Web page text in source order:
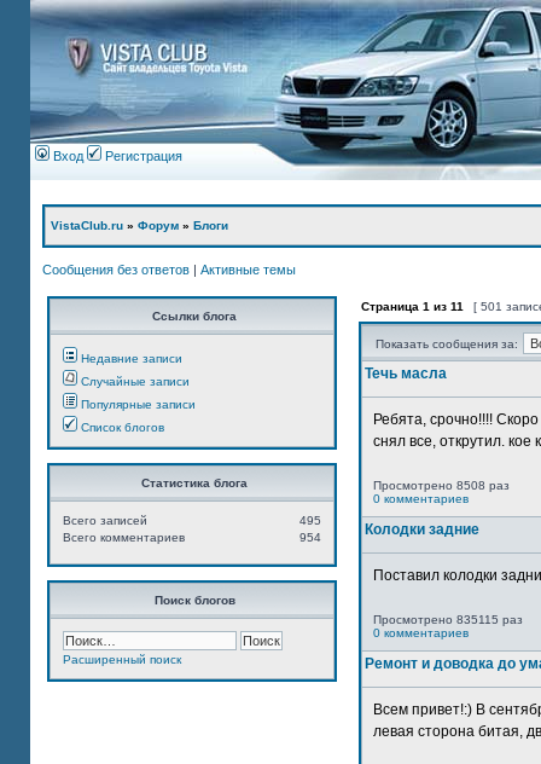
Вход Регистрация
VistaClub.ru » Форум » Блоги
Сообщения без ответов | Активные темы
Ссылки блога
Недавние записи
Случайные записи
Популярные записи
Список блогов
Статистика блога
495
Всего записей
954
Всего комментариев
Поиск блогов
Расширенный поиск
Страница 1 из 11 [ 501
Показать сообщения за:
Течь масла
Ребята, срочно!!!!
снял все, открутил. кое
Просмотрено 8508 раз
0 комментариев
Колодки задние
Поставил колодки
Просмотрено 835115 раз
0 комментариев
Ремонт и доводка до
Всем привет!:) В
левая сторона битая,